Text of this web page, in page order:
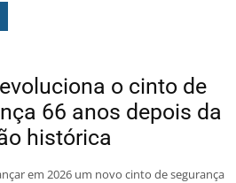
o cinto de
66 anos depois da
histórica
em 2026 um novo cinto de segurança